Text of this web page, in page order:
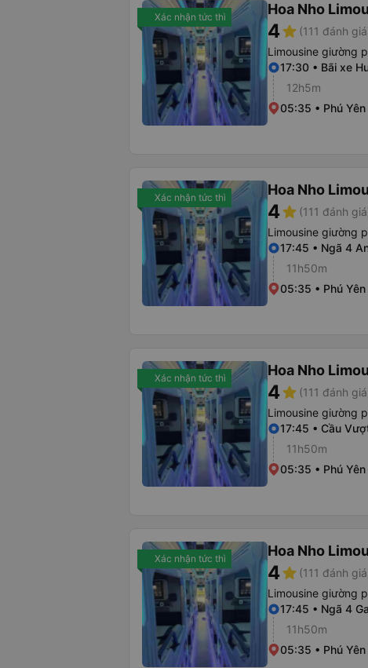
Xác nhận tức thì Hoa Nho
4star (111 đánh
Limousine giường
17:30 • Bãi xe
12h5m
05:35 • Phú
Xác nhận tức thì Hoa Nho
4star (111 đánh
Limousine giường
17:45 • Ngã 4
11h50m
05:35 • Phú
Xác nhận tức thì Hoa Nho
4star (111 đánh
Limousine giường
17:45 • Cầu
11h50m
05:35 • Phú
Xác nhận tức thì Hoa Nho
4star (111 đánh
Limousine giường
17:45 • Ngã 4 Ga
11h50m
05:35 • Phú